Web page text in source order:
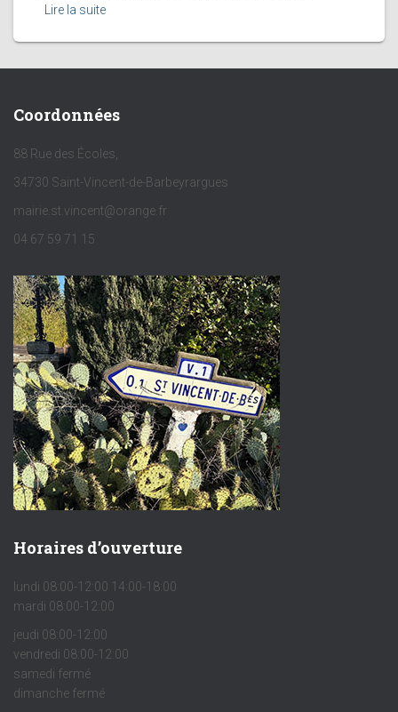
Lire la suite
Coordonnées
88 Rue des Écoles,
34730 Saint-Vincent-de-Barbeyrargues
mairie.st.vincent@orange.fr
04 67 59 71 15
Horaires d’ouverture
lundi 08:00-12:00 14:00-18:00
mardi 08:00-12:00
jeudi 08:00-12:00
vendredi 08:00-12:00
samedi fermé
dimanche fermé